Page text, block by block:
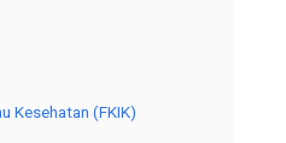
Kesehatan (FKIK)